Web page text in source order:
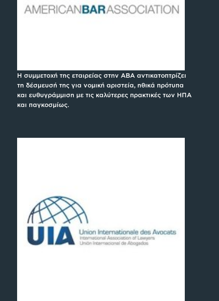
Η συμμετοχή της εταιρείας στην ABA αντικατοπτρίζει
τη δέσμευσή της για νομική αριστεία, ηθικά πρότυπα
και ευθυγράμμιση με τις καλύτερες πρακτικές των ΗΠΑ
και παγκοσμίως.